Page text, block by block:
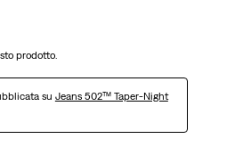
prodotto.
su Jeans 502™ Taper-Night